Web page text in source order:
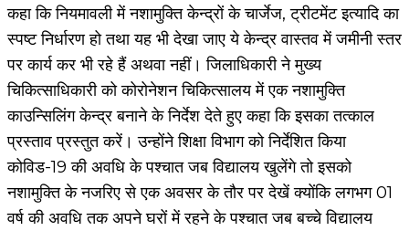
कहा कि नियमावली में नशामुक्ति केन्द्रों के चार्जेज, ट्रीटमेंट इत्यादि का
स्पष्ट निर्धारण हो तथा यह भी देखा जाए ये केन्द्र वास्तव में जमीनी स्तर
पर कार्य कर भी रहे हैं अथवा नहीं। जिलाधिकारी ने मुख्य
चिकित्साधिकारी को कोरोनेशन चिकित्सालय में एक नशामुक्ति
काउन्सिलिंग केन्द्र बनाने के निर्देश देते हुए कहा कि इसका तत्काल
प्रस्ताव प्रस्तुत करें। उन्होंने शिक्षा विभाग को निर्देशित किया
कोविड-19 की अवधि के पश्चात जब विद्यालय खुलेंगे तो इसको
नशामुक्ति के नजरिए से एक अवसर के तौर पर देखें क्योंकि लगभग 01
वर्ष की अवधि तक अपने घरों में रहने के पश्चात जब बच्चे विद्यालय